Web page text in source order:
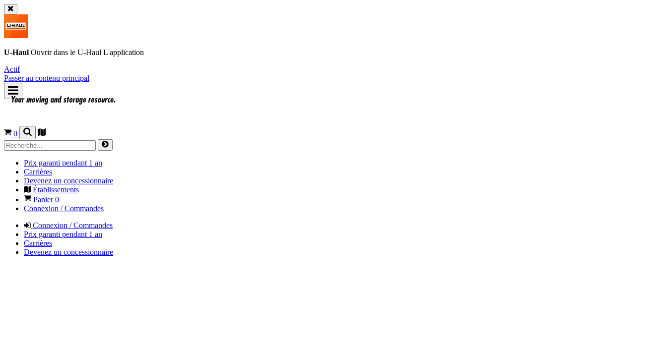
U-Haul Ouvrir dans le U-Haul L'application
Actif
Passer au contenu principal
0
Prix garanti pendant 1 an
Carrières
Devenez un concessionnaire
Établissements
Panier0
Connexion / Commandes
Connexion / Commandes
Prix garanti pendant 1 an
Carrières
Devenez un concessionnaire